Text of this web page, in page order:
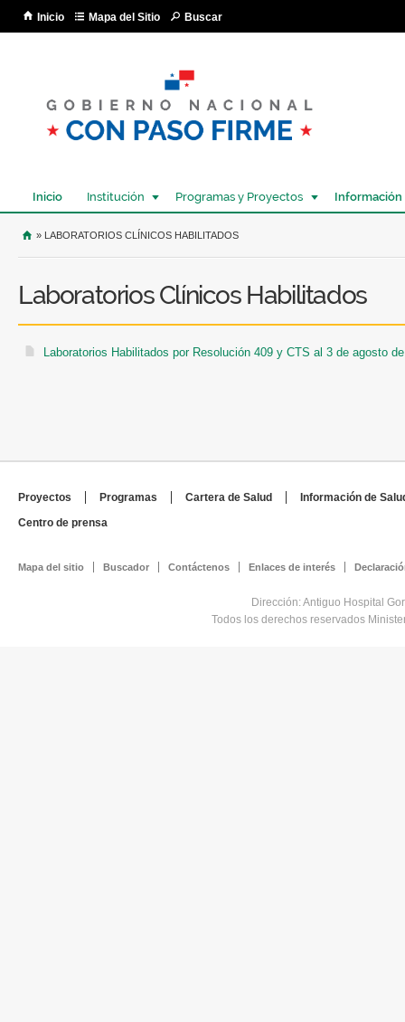
Inicio Mapa del Sitio Buscar
Inicio Institución Programas y Proyectos Información
USTED SE ENCUENTRA AQUÍ
» LABORATORIOS CLÍNICOS HABILITADOS
Laboratorios Clínicos Habilitados
Laboratorios Habilitados por Resolución 409 y CTS al 3 de agosto
Proyectos Programas Cartera de Salud
Información de
Centro de prensa
Mapa del sitio Buscador Contáctenos Enlaces de interés
Dirección: Antiguo Hospital
Todos los derechos reservados